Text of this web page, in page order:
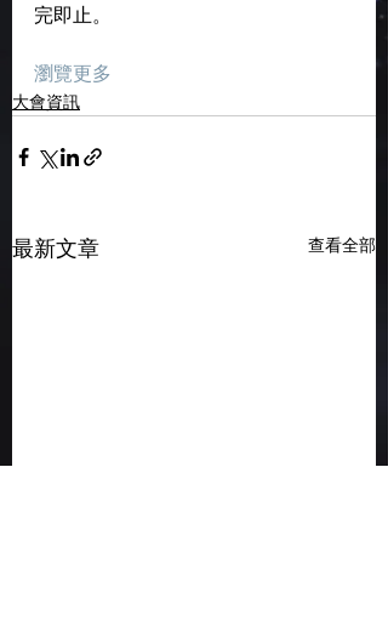
完即止。
瀏覽更多
大會資訊
最新文章 查看全部